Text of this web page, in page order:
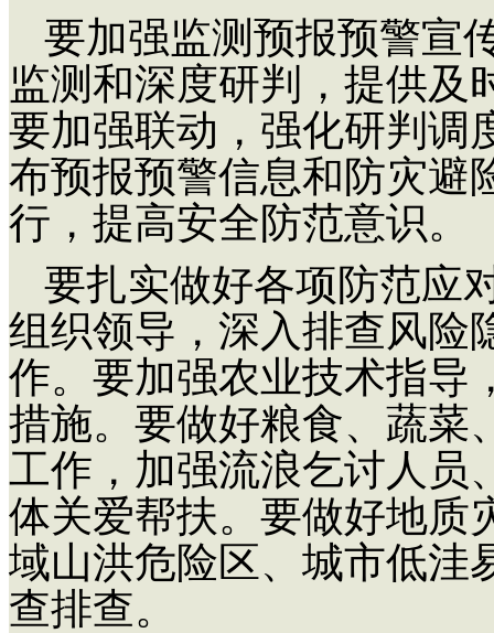
要加强监测预报预警宣
监测和深度研判，提供及
要加强联动，强化研判调
布预报预警信息和防灾避
行，提高安全防范意识。
要扎实做好各项防范应
组织领导，深入排查风险
作。要加强农业技术指导
措施。要做好粮食、蔬菜
工作，加强流浪乞讨人员
体关爱帮扶。要做好地质
域山洪危险区、城市低洼
查排查。